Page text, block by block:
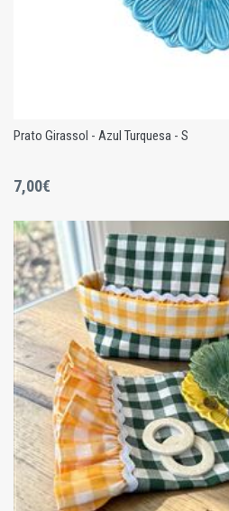
Prato Girassol - Azul
Prato Girassol - Azul Turquesa - S
7,00€